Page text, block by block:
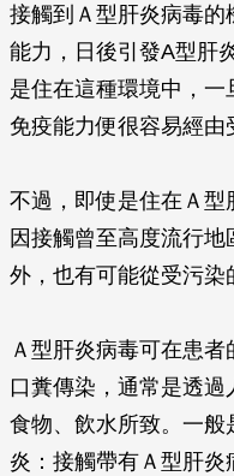
接觸到Ａ型肝炎病毒
能力，日後引發A型肝
是住在這種環境中，
免疫能力便很容易經由
不過，即使是住在Ａ
因接觸曾至高度流行
外，也有可能從受污染
Ａ型肝炎病毒可在患
口糞傳染，通常是透
食物、飲水所致。一
炎：接觸帶有Ａ型肝炎